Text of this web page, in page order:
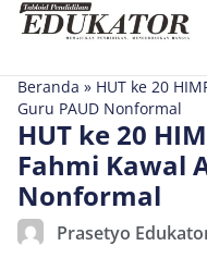
Beranda » HUT ke 20
Guru PAUD Nonformal
HUT ke 20
Fahmi Kawal
Nonformal
Prasetyo